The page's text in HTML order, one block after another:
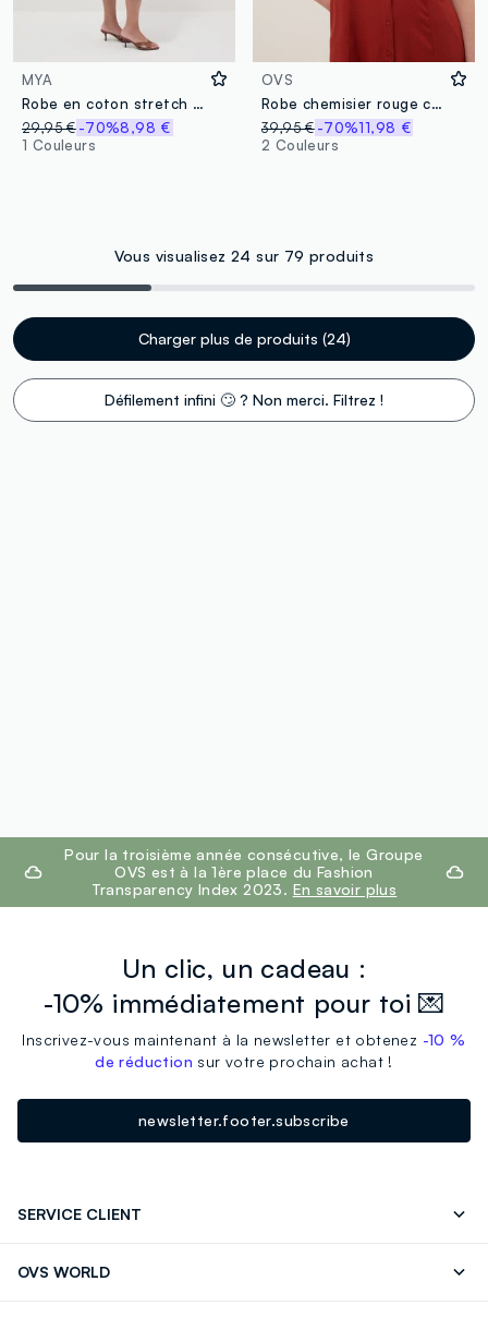
MYA
Robe en coton stretch marron coupe regular
29,95 €-70%8,98 €
1 Couleurs
OVS
Robe chemisier rouge coupe regular en mélange viscose et lin
39,95 € -70%11,98 €
2 Couleurs
Vous visualisez 24 sur 79 produits
Charger plus de produits (24)
Défilement infini 🙄 ? Non merci. Filtrez !
footer.ariatitlePour la troisième année consécutive, le Groupe
OVS est à la 1ère place du Fashion
Transparency Index 2023. En savoir plus
Un clic, un cadeau :
-10% immédiatement pour toi 💌
Inscrivez-vous maintenant à la newsletter et obtenez -10 %
de réduction sur votre prochain achat !
newsletter.footer.subscribe
SERVICE CLIENT
OVS WORLD